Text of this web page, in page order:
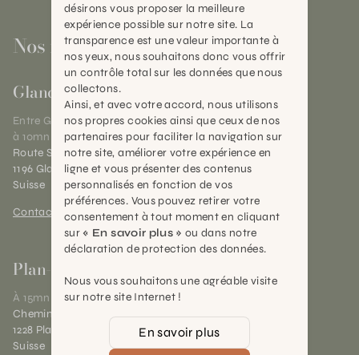
Nos magasins
Gland
Entre Genève et Lausanne,
à 10mn de Nyon
Route Suisse 40
1196 Gland (VD)
Suisse
Contact et horaires
Plan-les-Ouates
À 15mn du centre de Genève
Chemin des Charrotons 25
1228 Plan-les-Ouates (GE)
Suisse
désirons vous proposer la meilleure
expérience possible sur notre site. La
transparence est une valeur importante à
nos yeux, nous souhaitons donc vous offrir
un contrôle total sur les données que nous
collectons.
Ainsi, et avec votre accord, nous utilisons
nos propres cookies ainsi que ceux de nos
partenaires pour faciliter la navigation sur
notre site, améliorer votre expérience en
ligne et vous présenter des contenus
personnalisés en fonction de vos
préférences. Vous pouvez retirer votre
consentement à tout moment en cliquant
sur « En savoir plus » ou dans notre
déclaration de protection des données.
Nous vous souhaitons une agréable visite
sur notre site Internet !
En savoir plus